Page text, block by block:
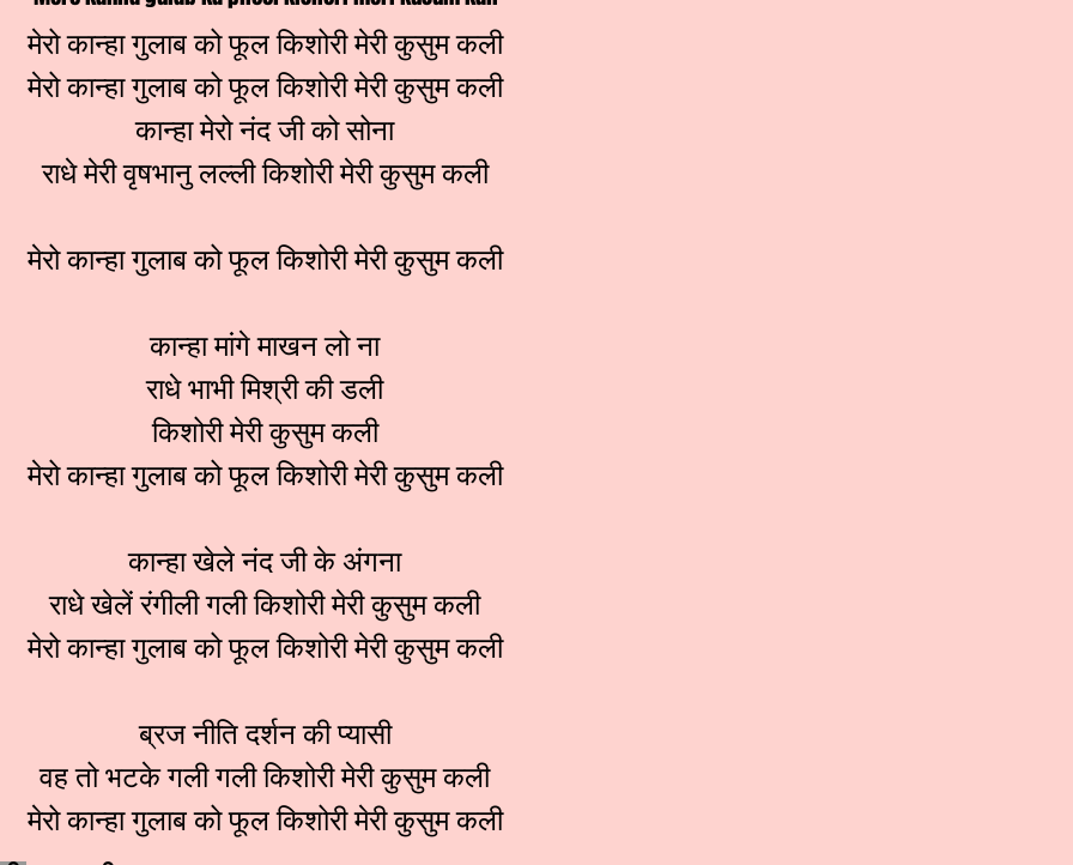
मेरो कान्हा गुलाब को फूल किशोरी मेरी कुसुम कली
मेरो कान्हा गुलाब को फूल किशोरी मेरी कुसुम कली
कान्हा मेरो नंद जी को सोना
राधे मेरी वृषभानु लल्ली किशोरी मेरी कुसुम कली
मेरो कान्हा गुलाब को फूल किशोरी मेरी कुसुम कली
कान्हा मांगे माखन लो ना
राधे भाभी मिश्री की डली
किशोरी मेरी कुसुम कली
मेरो कान्हा गुलाब को फूल किशोरी मेरी कुसुम कली
कान्हा खेले नंद जी के अंगना
राधे खेलें रंगीली गली किशोरी मेरी कुसुम कली
मेरो कान्हा गुलाब को फूल किशोरी मेरी कुसुम कली
ब्रज नीति दर्शन की प्यासी
वह तो भटके गली गली किशोरी मेरी कुसुम कली
मेरो कान्हा गुलाब को फूल किशोरी मेरी कुसुम कली